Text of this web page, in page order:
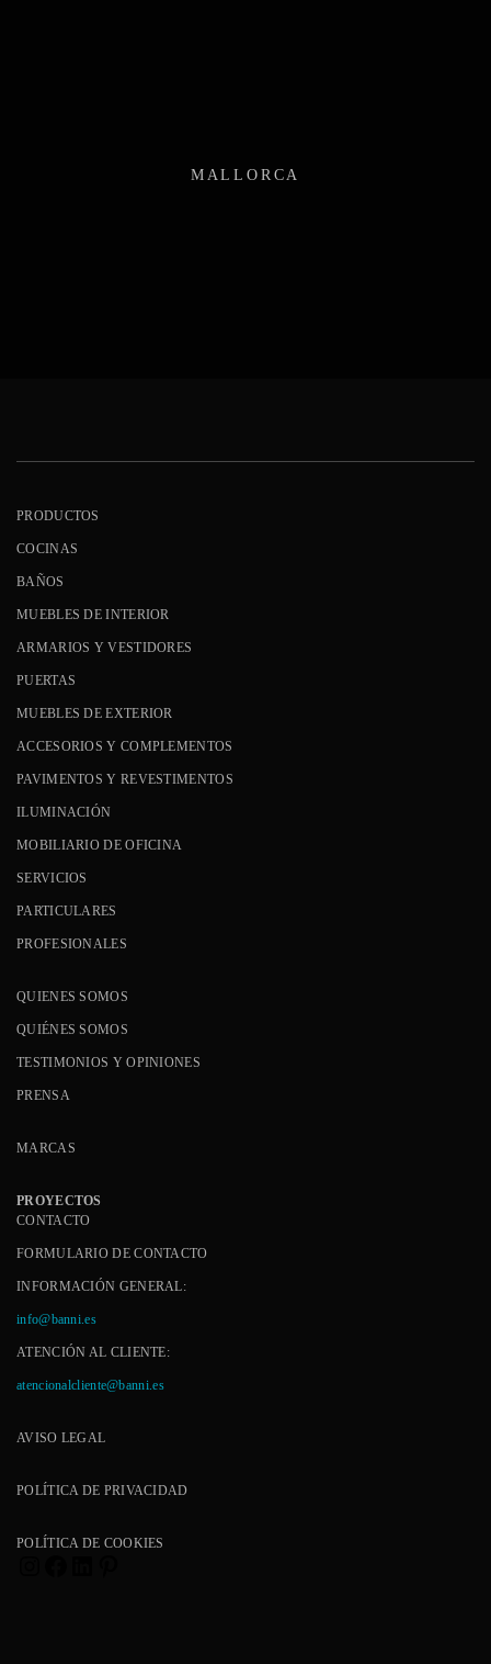
MALLORCA
PRODUCTOS
COCINAS
BAÑOS
MUEBLES DE INTERIOR
ARMARIOS Y VESTIDORES
PUERTAS
MUEBLES DE EXTERIOR
ACCESORIOS Y COMPLEMENTOS
PAVIMENTOS Y REVESTIMENTOS
ILUMINACIÓN
MOBILIARIO DE OFICINA
SERVICIOS
PARTICULARES
PROFESIONALES
QUIENES SOMOS
QUIÉNES SOMOS
TESTIMONIOS Y OPINIONES
PRENSA
MARCAS
PROYECTOS
CONTACTO
FORMULARIO DE CONTACTO
INFORMACIÓN GENERAL:
info@banni.es
ATENCIÓN AL CLIENTE:
atencionalcliente@banni.es
AVISO LEGAL
POLÍTICA DE PRIVACIDAD
POLÍTICA DE COOKIES